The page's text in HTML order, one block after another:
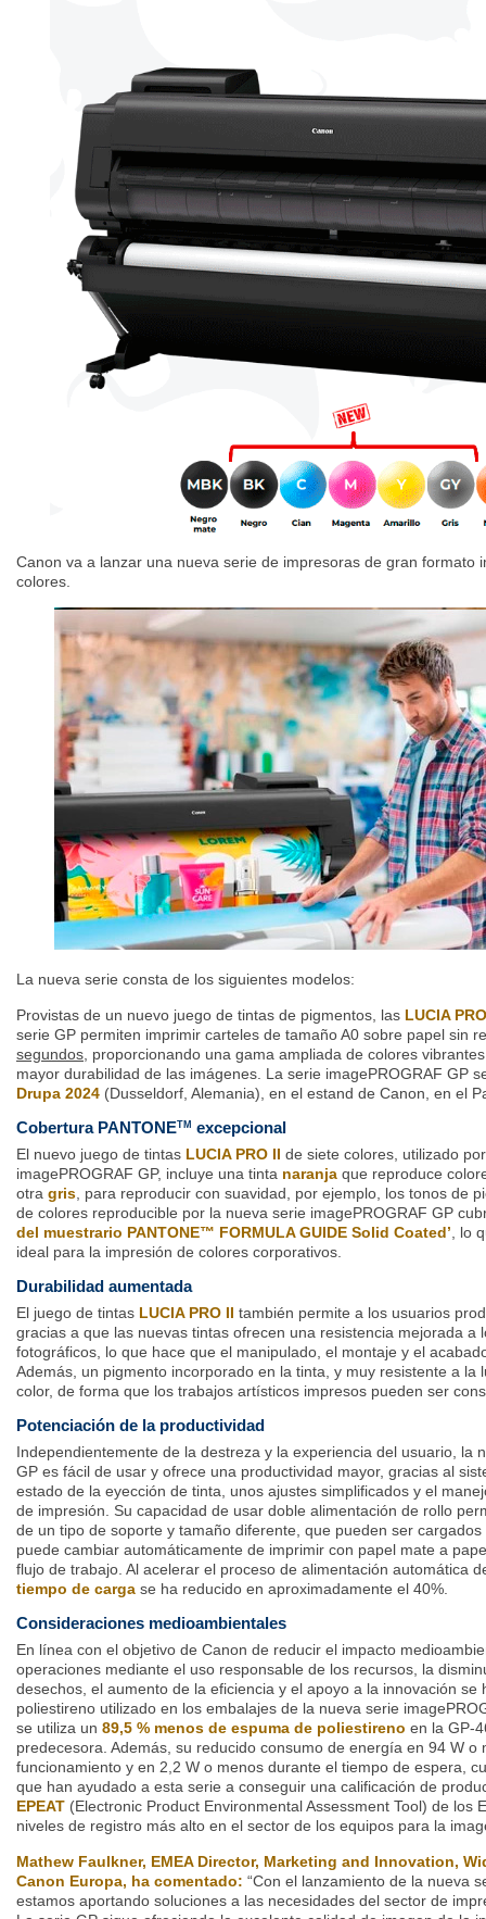
Canon va a lanzar una nueva serie de impresoras de gran formato
colores.
La nueva serie consta de los siguientes modelos:
Provistas de un nuevo juego de tintas de pigmentos, las LUCIA
serie GP permiten imprimir carteles de tamaño A0 sobre papel sin
segundos , proporcionando una gama ampliada de colores
mayor durabilidad de las imágenes. La serie imagePROGRAF GP
Drupa 2024 (Dusseldorf, Alemania), en el estand de Canon, en el
Cobertura PANTONETM excepcional
El nuevo juego de tintas LUCIA PRO II de siete colores, utilizado
imagePROGRAF GP, incluye una tinta naranja que reproduce
otra gris , para reproducir con suavidad, por ejemplo, los tonos de
de colores reproducible por la nueva serie imagePROGRAF GP
del muestrario PANTONE™ FORMULA GUIDE Solid Coated’ , lo
ideal para la impresión de colores corporativos.
Durabilidad aumentada
El juego de tintas LUCIA PRO II también permite a los usuarios
gracias a que las nuevas tintas ofrecen una resistencia mejorada a
fotográficos, lo que hace que el manipulado, el montaje y el
Además, un pigmento incorporado en la tinta, y muy resistente a la
color, de forma que los trabajos artísticos impresos pueden ser
Potenciación de la productividad
Independientemente de la destreza y la experiencia del usuario, la
GP es fácil de usar y ofrece una productividad mayor, gracias al
estado de la eyección de tinta, unos ajustes simplificados y el
de impresión. Su capacidad de usar doble alimentación de rollo
de un tipo de soporte y tamaño diferente, que pueden ser
puede cambiar automáticamente de imprimir con papel mate a
flujo de trabajo. Al acelerar el proceso de alimentación automática
tiempo de carga se ha reducido en aproximadamente el 40%.
Consideraciones medioambientales
En línea con el objetivo de Canon de reducir el impacto
operaciones mediante el uso responsable de los recursos, la
desechos, el aumento de la eficiencia y el apoyo a la innovación se
poliestireno utilizado en los embalajes de la nueva serie
se utiliza un 89,5 % menos de espuma de poliestireno en la GP-
predecesora. Además, su reducido consumo de energía en 94 W o
funcionamiento y en 2,2 W o menos durante el tiempo de espera,
que han ayudado a esta serie a conseguir una calificación de
EPEAT (Electronic Product Environmental Assessment Tool) de los
niveles de registro más alto en el sector de los equipos para la
Mathew Faulkner, EMEA Director, Marketing and Innovation,
Canon Europa, ha comentado: “Con el lanzamiento de la nueva
estamos aportando soluciones a las necesidades del sector de